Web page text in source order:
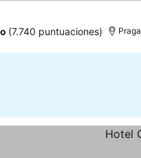
(7.740 puntuaciones) Praga